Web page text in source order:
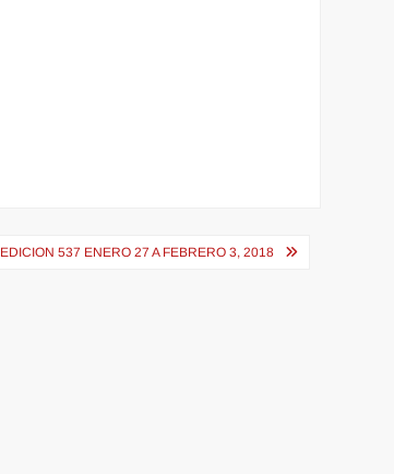
EDICION 537 ENERO 27 A FEBRERO 3, 2018